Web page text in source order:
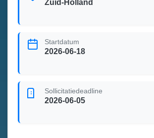
Zuid-Holland
Startdatum
2026-06-18
Sollicitatiedeadline
2026-06-05